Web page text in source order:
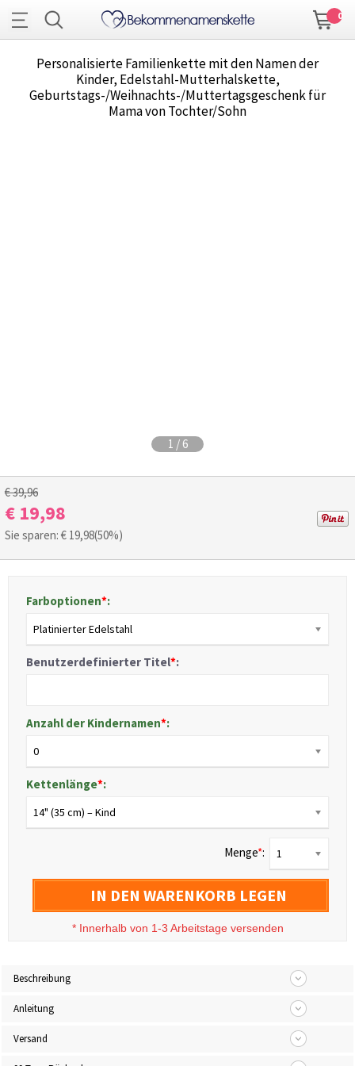
0
Personalisierte Familienkette mit den Namen der
Kinder, Edelstahl-Mutterhalskette,
Geburtstags-/Weihnachts-/Muttertagsgeschenk für
Mama von Tochter/Sohn
1 / 6
€ 39,96
€ 19,98
Sie sparen: € 19,98(50%)
Farboptionen*:
Platinierter Edelstahl
Benutzerdefinierter Titel*:
Anzahl der Kindernamen*:
0
Kettenlänge*:
14" (35 cm) – Kind
Menge*: 1
IN DEN WARENKORB LEGEN
* Innerhalb von 1-3 Arbeitstage versenden
Beschreibung
Anleitung
Versand